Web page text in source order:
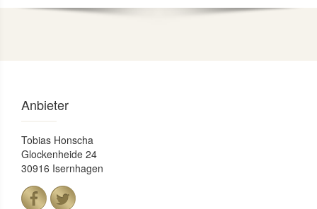
Anbieter
Tobias Honscha
Glockenheide 24
30916 Isernhagen